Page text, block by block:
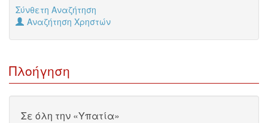
Σύνθετη Αναζήτηση
Αναζήτηση Χρηστών
Πλοήγηση
Σε όλη την «Υπατία»